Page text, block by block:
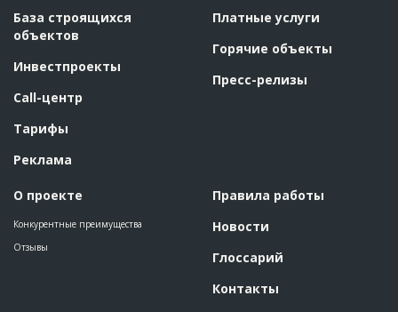
База строящихся
объектов
Инвестпроекты
Call-центр
Тарифы
Реклама
О проекте
Конкурентные преимущества
Отзывы
Платные услуги
Горячие объекты
Пресс-релизы
Правила работы
Новости
Глоссарий
Контакты